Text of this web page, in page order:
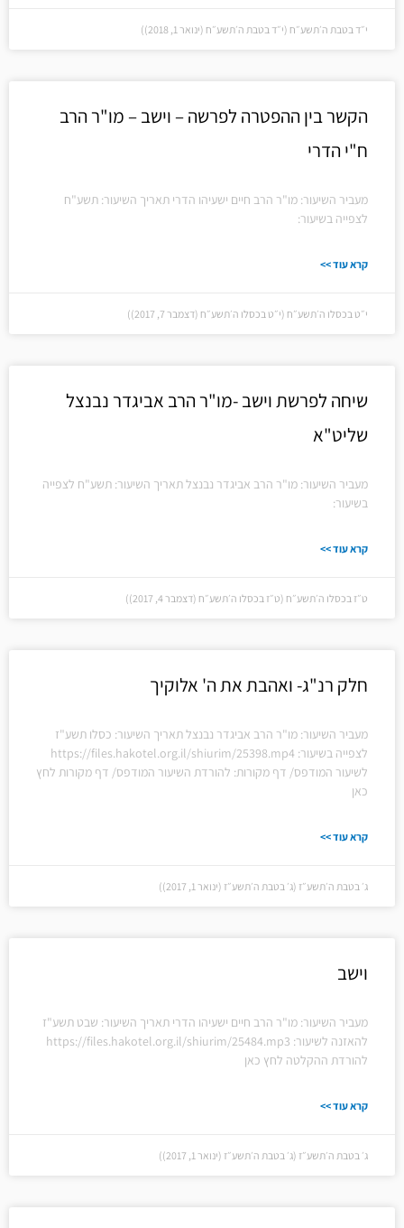
י״ד בטבת ה׳תשע״ח (י״ד בטבת ה׳תשע״ח (ינואר 1, 2018))
הקשר בין ההפטרה לפרשה – וישב – מו"ר הרב
ח"י הדרי
מעביר השיעור: מו"ר הרב חיים ישעיהו הדרי תאריך השיעור: תשע"ח
לצפייה בשיעור:
קרא עוד >>
י״ט בכסלו ה׳תשע״ח (י״ט בכסלו ה׳תשע״ח (דצמבר 7, 2017))
שיחה לפרשת וישב -מו"ר הרב אביגדר נבנצל
שליט"א
מעביר השיעור: מו"ר הרב אביגדר נבנצל תאריך השיעור: תשע"ח לצפייה
בשיעור:
קרא עוד >>
ט״ז בכסלו ה׳תשע״ח (ט״ז בכסלו ה׳תשע״ח (דצמבר 4, 2017))
חלק רנ"ג- ואהבת את ה' אלוקיך
מעביר השיעור: מו"ר הרב אביגדר נבנצל תאריך השיעור: כסלו תשע"ז
לשיעור המודפס/ דף מקורות: להורדת השיעור המודפס/ דף מקורות לחץ
כאן
קרא עוד >>
ג׳ בטבת ה׳תשע״ז (ג׳ בטבת ה׳תשע״ז (ינואר 1, 2017))
וישב
מעביר השיעור: מו"ר הרב חיים ישעיהו הדרי תאריך השיעור: שבט תשע"ז
להאזנה לשיעור: https://files.hakotel.org.il/shiurim/25484.mp3
להורדת ההקלטה לחץ כאן
קרא עוד >>
ג׳ בטבת ה׳תשע״ז (ג׳ בטבת ה׳תשע״ז (ינואר 1, 2017))